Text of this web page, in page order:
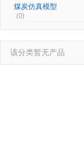
煤炭仿真模型
(0)
该分类暂无产品